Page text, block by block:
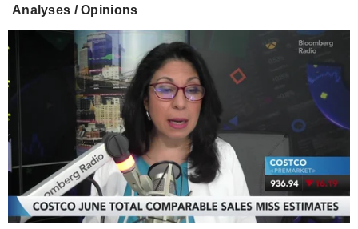
Analyses / Opinions